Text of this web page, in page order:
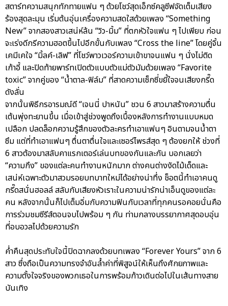
สตาร์ทความสนุกทักทายแฟน ๆ ด้วยโชว์สุดเอ็กซ์คลูซีฟจัดเต็มเสียง
ร้องสุดละมุน เริ่มต้นอุ่นเครื่องความสดใสด้วยเพลง “Something
New” จากสองสาวเสน่ห์ล้น “วิว-มิ้ม” ที่ตกหัวใจแฟน ๆ ไปเพียบ ก่อน
จะเร่งดีกรีความฮอตขึ้นไปอีกขั้นกับเพลง “Cross the line” โดยคู่จิ้น
เคมีเคใจ “มิ้ลค์-เลิฟ” ที่โชว์พาวเวอร์ความเข้าขาจนแฟน ๆ นั่งไม่ติด
เก้าอี้ และปิดท้ายพาร์ทเปิดตัวแบบตัวแม่ตัวมัมด้วยเพลง “Favorite
toxic” จากคู่ของ “น้ำตาล-ฟิล์ม” ที่สาดความเซ็กซี่ขยี้ใจจนเสียงกรี๊ด
ดังลั่น
จากนั้นพิธีกรอารมณ์ดี “เจนนี่ ปาหนัน” ชวน 6 สาวมาสร้างความตื่น
เต้นพุ่งทะยานขึ้น เมื่อเข้าสู่ช่วงพูดถึงเบื้องหลังการทำงานแบบหมด
เปลือก ปลดล็อกความรู้สึกของตัวละครทำเอาแฟนๆ อินตามจนน้ำตา
ซึม แต่ที่ทำเอาแฟนๆ ตื่นตาตื่นใจและเซอร์ไพรส์สุด ๆ ต้องยกให้ ช่วงที่
6 สาวต้องมาสลับคาแรกเตอร์เล่นบทของกันและกัน บอกเลยว่า
“ความกึง” ของแต่ละคนทำงานหนักมาก ต่างคนต่างงัดไม้เด็ดและ
เสน่ห์เฉพาะตัวมาสวมรอยบทบาทใหม่ได้อย่างน่าทึ่ง ช็อตนี้ทำเอาคนดู
กรี๊ดสนั่นฮอลล์ สลับกับเสียงหัวเราะในความน่ารักน่าเอ็นดูของแต่ละ
คน หลังจากนั้นก็ไปเต็มอิ่มกับความฟินกับเวลาที่ทุกคนรอคอยนั่นคือ
การร่วมชมซีรีส์ตอนจบไปพร้อม ๆ กัน ท่ามกลางบรรยากาศสุดอบอุ่น
ที่อบอวลไปด้วยความรัก
ค่ำคืนสุดประทับใจนี้ปิดฉากลงด้วยบทเพลง “Forever Yours” จาก 6
สาว ซึ่งถือเป็นความทรงจำอันล้ำค่าที่พิสูจน์ให้เห็นถึงศักยภาพและ
ความตั้งใจจริงของพวกเธอในการพร้อมก้าวเดินต่อไปในเส้นทางสาย
บันเทิง